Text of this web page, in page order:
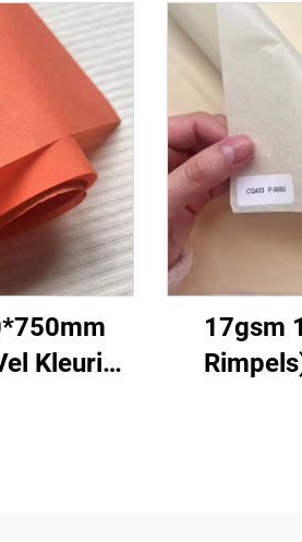
Kleurig
17gsm